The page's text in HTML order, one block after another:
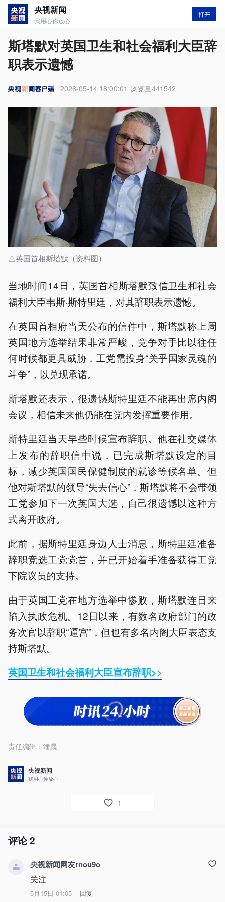
央视新闻
我用心你放心
打开
斯塔默对英国卫生和社会福利大臣辞
职表示遗憾
2026-05-14 18:00:01 浏览量441542
△英国首相斯塔默（资料图）
当地时间14日，英国首相斯塔默致信卫生和社会
福利大臣韦斯·斯特里廷，对其辞职表示遗憾。
在英国首相府当天公布的信件中，斯塔默称上周
英国地方选举结果非常严峻，竞争对手比以往任
何时候都更具威胁，工党需投身“关乎国家灵魂的
斗争”，以兑现承诺。
斯塔默还表示，很遗憾斯特里廷不能再出席内阁
会议，相信未来他仍能在党内发挥重要作用。
斯特里廷当天早些时候宣布辞职。他在社交媒体
上发布的辞职信中说，已完成斯塔默设定的目
标，减少英国国民保健制度的就诊等候名单。但
他对斯塔默的领导“失去信心”，斯塔默将不会带领
工党参加下一次英国大选，自己很遗憾以这种方
式离开政府。
此前，据斯特里廷身边人士消息，斯特里廷准备
辞职竞选工党党首，并已开始着手准备获得工党
下院议员的支持。
由于英国工党在地方选举中惨败，斯塔默连日来
陷入执政危机。12日以来，有数名政府部门的政
务次官以辞职“逼宫”，但也有多名内阁大臣表态支
持斯塔默。
英国卫生和社会福利大臣宣布辞职>>
责任编辑： 潘晨
央视新闻
我用心你放心
1
评论2
央视新闻网友rnou9o
关注
5月15日 01:05 回复